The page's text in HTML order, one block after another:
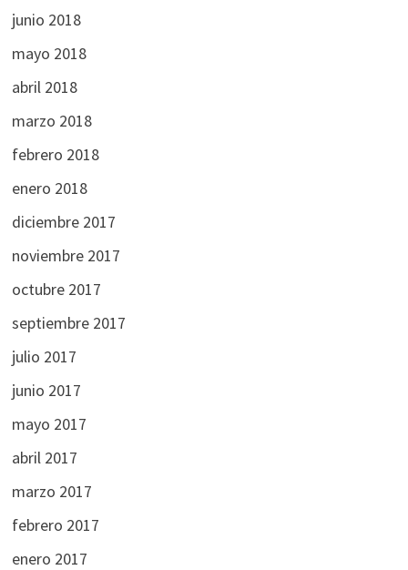
junio 2018
mayo 2018
abril 2018
marzo 2018
febrero 2018
enero 2018
diciembre 2017
noviembre 2017
octubre 2017
septiembre 2017
julio 2017
junio 2017
mayo 2017
abril 2017
marzo 2017
febrero 2017
enero 2017